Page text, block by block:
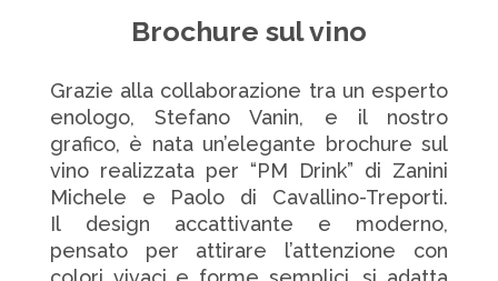
Brochure sul vino
Grazie alla collaborazione tra un esperto
enologo, Stefano Vanin, e il nostro
grafico, è nata un’elegante brochure sul
vino realizzata per “PM Drink” di Zanini
Michele e Paolo di Cavallino-Treporti.
Il design accattivante e moderno,
pensato per attirare l’attenzione con